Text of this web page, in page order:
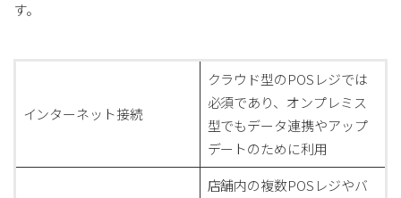
す。
インターネット接続
クラウド型のPOSレジでは
必須であり、オンプレミス
型でもデータ連携やアップ
デートのために利用
店舗内の複数POSレジやバ